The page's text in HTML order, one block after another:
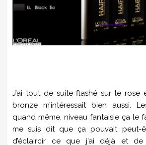
J’ai tout de suite flashé sur le rose
bronze m’intéressait bien aussi.
quand même, niveau fantaisie ça le
me suis dit que ça pouvait peut-
d’éclaircir ce que j’ai déjà et